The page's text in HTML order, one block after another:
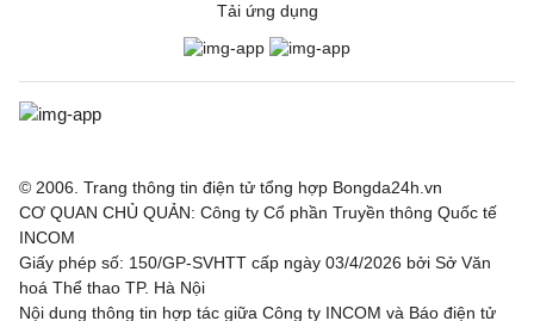
Tải ứng dụng
© 2006. Trang thông tin điện tử tổng hợp Bongda24h.vn
CƠ QUAN CHỦ QUẢN: Công ty Cổ phần Truyền thông Quốc tế
INCOM
Giấy phép số: 150/GP-SVHTT cấp ngày 03/4/2026 bởi Sở Văn
hoá Thể thao TP. Hà Nội
Nội dung thông tin hợp tác giữa Công ty INCOM và Báo điện tử